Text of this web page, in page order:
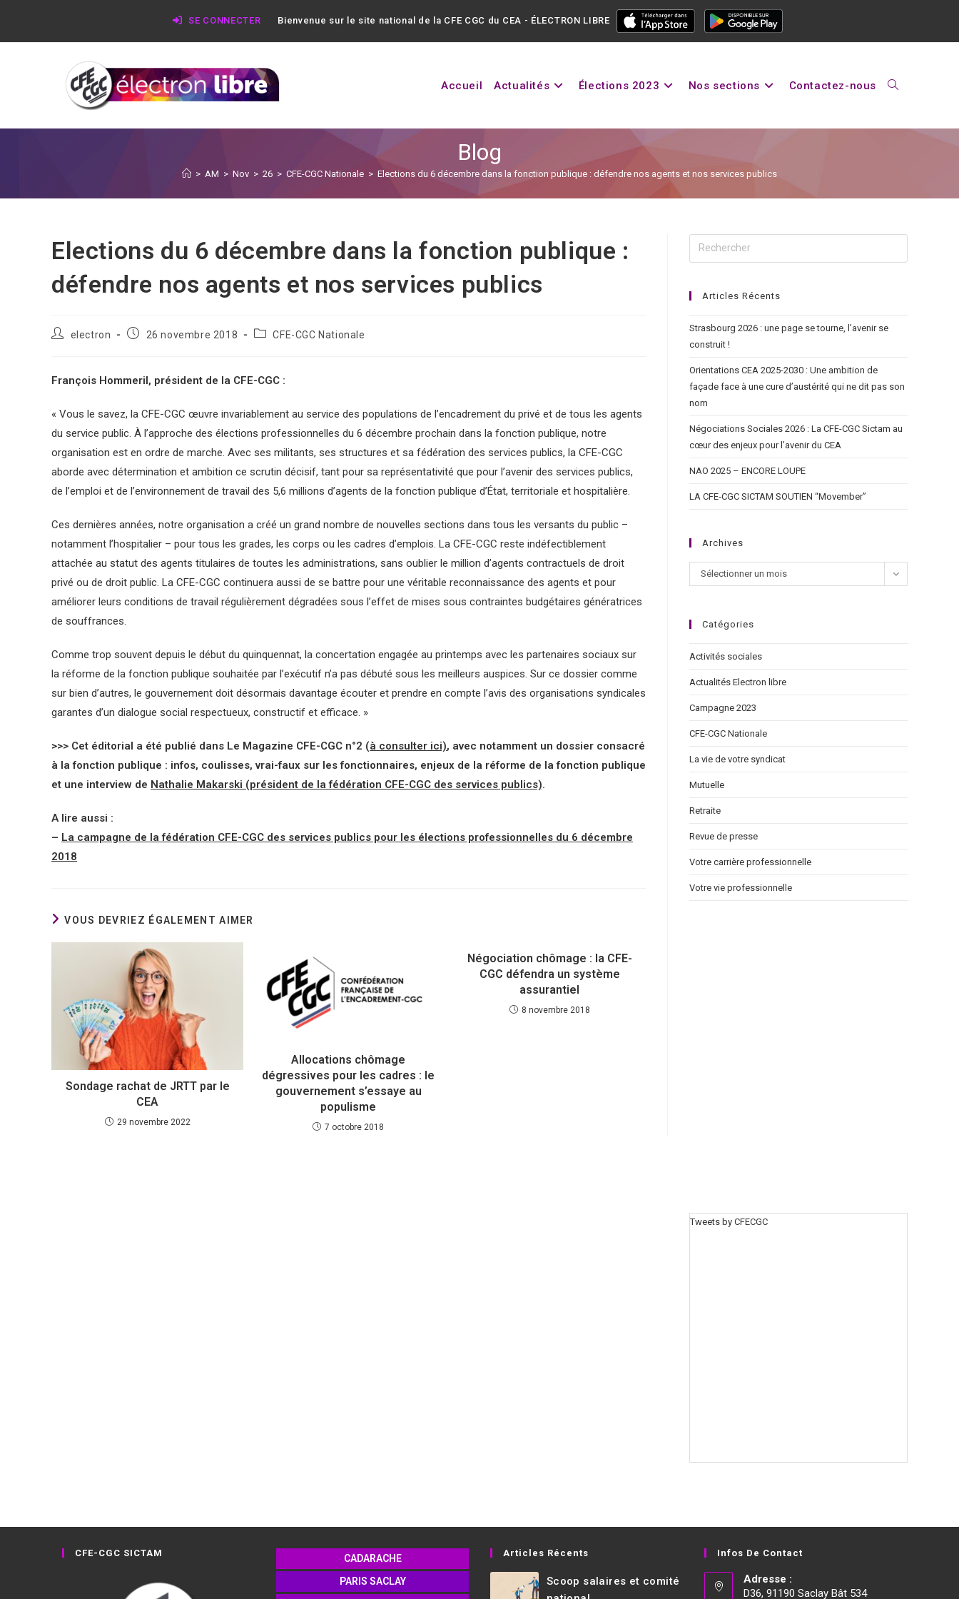
SE CONNECTER Bienvenue sur le site national de la CFE CGC du CEA - ÉLECTRON LIBRE
Accueil Actualités Élections 2023 Nos sections Contactez-nous
Blog
> AM > Nov > 26 > CFE-CGC Nationale > Elections du 6 décembre dans la fonction publique : défendre nos agents et nos services publics
Elections du 6 décembre dans la fonction publique :
défendre nos agents et nos services publics
electron 26 novembre 2018 CFE-CGC Nationale
François Hommeril, président de la CFE-CGC :
« Vous le savez, la CFE-CGC œuvre invariablement au service des populations de l’encadrement du privé et de tous les agents
du service public. À l’approche des élections professionnelles du 6 décembre prochain dans la fonction publique, notre
organisation est en ordre de marche. Avec ses militants, ses structures et sa fédération des services publics, la CFE-CGC
aborde avec détermination et ambition ce scrutin décisif, tant pour sa représentativité que pour l’avenir des services publics,
de l’emploi et de l’environnement de travail des 5,6 millions d’agents de la fonction publique d’État, territoriale et hospitalière.
Ces dernières années, notre organisation a créé un grand nombre de nouvelles sections dans tous les versants du public –
notamment l’hospitalier – pour tous les grades, les corps ou les cadres d’emplois. La CFE-CGC reste indéfectiblement
attachée au statut des agents titulaires de toutes les administrations, sans oublier le million d’agents contractuels de droit
privé ou de droit public. La CFE-CGC continuera aussi de se battre pour une véritable reconnaissance des agents et pour
améliorer leurs conditions de travail régulièrement dégradées sous l’effet de mises sous contraintes budgétaires génératrices
de souffrances.
Comme trop souvent depuis le début du quinquennat, la concertation engagée au printemps avec les partenaires sociaux sur
la réforme de la fonction publique souhaitée par l’exécutif n’a pas débuté sous les meilleurs auspices. Sur ce dossier comme
sur bien d’autres, le gouvernement doit désormais davantage écouter et prendre en compte l’avis des organisations syndicales
garantes d’un dialogue social respectueux, constructif et efficace. »
>>> Cet éditorial a été publié dans Le Magazine CFE-CGC n°2 (à consulter ici), avec notamment un dossier consacré
à la fonction publique : infos, coulisses, vrai-faux sur les fonctionnaires, enjeux de la réforme de la fonction publique
et une interview de Nathalie Makarski (président de la fédération CFE-CGC des services publics).
A lire aussi :
– La campagne de la fédération CFE-CGC des services publics pour les élections professionnelles du 6 décembre
2018
VOUS DEVRIEZ ÉGALEMENT AIMER
Sondage rachat de JRTT par le
CEA
29 novembre 2022
Allocations chômage
dégressives pour les cadres : le
gouvernement s’essaye au
populisme
7 octobre 2018
Négociation chômage : la CFE-
CGC défendra un système
assurantiel
8 novembre 2018
Articles Récents
Strasbourg 2026 : une page se tourne, l’avenir se
construit !
Orientations CEA 2025-2030 : Une ambition de
façade face à une cure d’austérité qui ne dit pas son
nom
Négociations Sociales 2026 : La CFE-CGC Sictam au
cœur des enjeux pour l’avenir du CEA
NAO 2025 – ENCORE LOUPE
LA CFE‑CGC SICTAM SOUTIEN “Movember”
Archives
Sélectionner un mois
Catégories
Activités sociales
Actualités Electron libre
Campagne 2023
CFE-CGC Nationale
La vie de votre syndicat
Mutuelle
Retraite
Revue de presse
Votre carrière professionnelle
Votre vie professionnelle
Tweets by CFECGC
CFE-CGC SICTAM
CADARACHE
PARIS SACLAY
Articles Récents
Scoop salaires et comité
Infos De Contact
Adresse :
D36, 91190 Saclay Bât 534